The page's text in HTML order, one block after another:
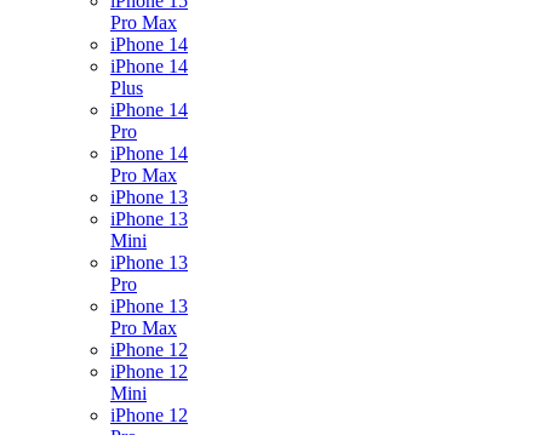
Pro Max
iPhone 14
iPhone 14
Plus
iPhone 14
Pro
iPhone 14
Pro Max
iPhone 13
iPhone 13
Mini
iPhone 13
Pro
iPhone 13
Pro Max
iPhone 12
iPhone 12
Mini
iPhone 12